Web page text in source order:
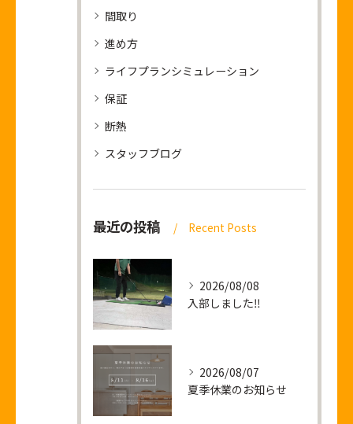
間取り
進め方
ライフプランシミュレーション
保証
断熱
スタッフブログ
最近の投稿 Recent Posts
2026/08/08
入部しました‼
2026/08/07
夏季休業のお知らせ